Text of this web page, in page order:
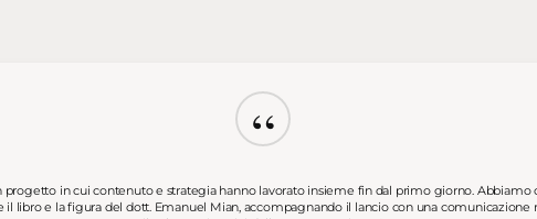
“
progetto in cui contenuto e strategia hanno lavorato insieme fin dal primo giorno. Abbiamo
il libro e la figura del dott. Emanuel Mian, accompagnando il lancio con una comunicazione